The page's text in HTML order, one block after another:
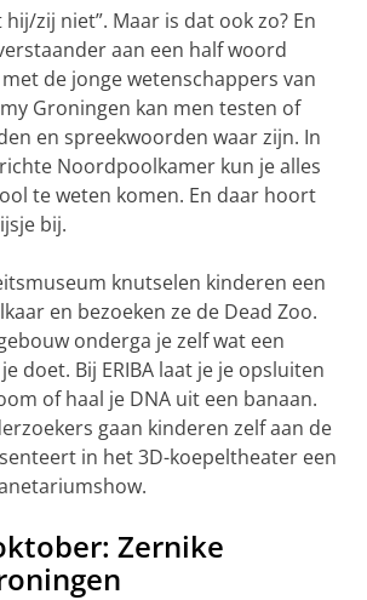
zij niet”. Maar is dat ook zo? En
aan een half woord
met de jonge wetenschappers van
Groningen kan men testen of
en spreekwoorden waar zijn. In
Noordpoolkamer kun je alles
te weten komen. En daar hoort
bij.
knutselen kinderen een
en bezoeken ze de Dead Zoo.
onderga je zelf wat een
doet. Bij ERIBA laat je je opsluiten
of haal je DNA uit een banaan.
gaan kinderen zelf aan de
in het 3D-koepeltheater een
Zernike